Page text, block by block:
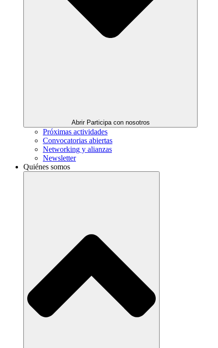
Abrir Participa con nosotros
Próximas actividades
Convocatorias abiertas
Networking y alianzas
Newsletter
Quiénes somos